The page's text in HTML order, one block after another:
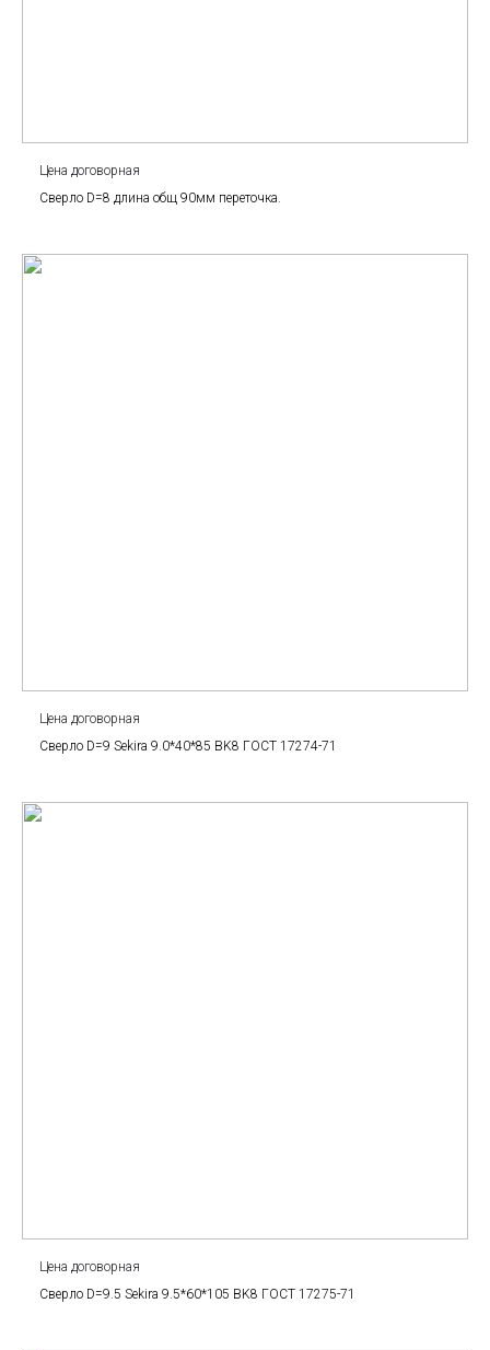
Цена договорная
Сверло D=8 длина общ 90мм переточка.
Цена договорная
Сверло D=9 Sekira 9.0*40*85 BK8 ГОСТ 17274-71
Цена договорная
Сверло D=9.5 Sekira 9.5*60*105 BK8 ГОСТ 17275-71